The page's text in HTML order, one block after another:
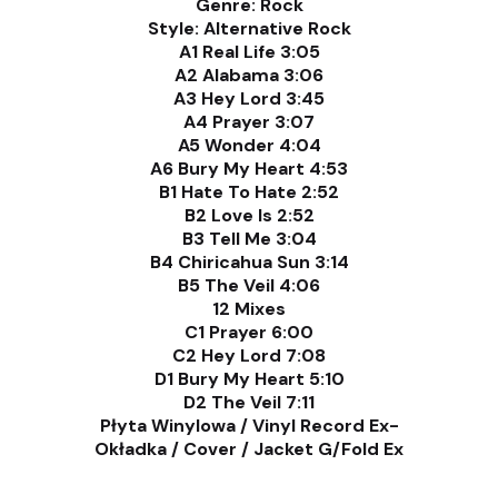
Genre: Rock
Style: Alternative Rock
A1 Real Life 3:05
A2 Alabama 3:06
A3 Hey Lord 3:45
A4 Prayer 3:07
A5 Wonder 4:04
A6 Bury My Heart 4:53
B1 Hate To Hate 2:52
B2 Love Is 2:52
B3 Tell Me 3:04
B4 Chiricahua Sun 3:14
B5 The Veil 4:06
12 Mixes
C1 Prayer 6:00
C2 Hey Lord 7:08
D1 Bury My Heart 5:10
D2 The Veil 7:11
Płyta Winylowa / Vinyl Record Ex-
Okładka / Cover / Jacket G/Fold Ex